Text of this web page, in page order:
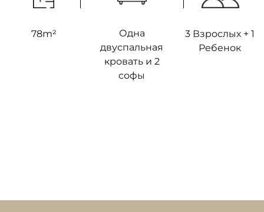
78m²
Одна
двуспальная
кровать и 2
софы
3 Взрослых + 1
Ребенок